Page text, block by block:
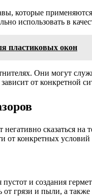
которые
использовать в
пластиковых окон
Они могут
от конкретной
сказаться
от конкретных
и создания
грязи и пыли, а